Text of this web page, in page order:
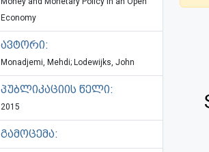
Economy
ავტორი:
Monadjemi, Mehdi; Lodewijks, John
პუბლიკაციის წელი:
2015
გამოცემა: